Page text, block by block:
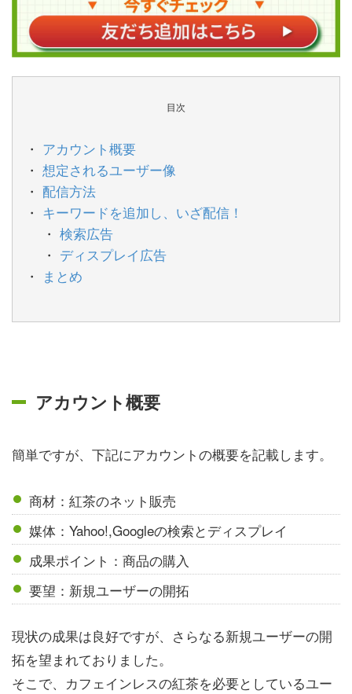
目次
アカウント概要
想定されるユーザー像
配信方法
キーワードを追加し、いざ配信！
検索広告
ディスプレイ広告
まとめ
アカウント概要
簡単ですが、下記にアカウントの概要を記載します。
商材：紅茶のネット販売
媒体：Yahoo!,Googleの検索とディスプレイ
成果ポイント：商品の購入
要望：新規ユーザーの開拓
現状の成果は良好ですが、さらなる新規ユーザーの開
拓を望まれておりました。
そこで、カフェインレスの紅茶を必要としているユー